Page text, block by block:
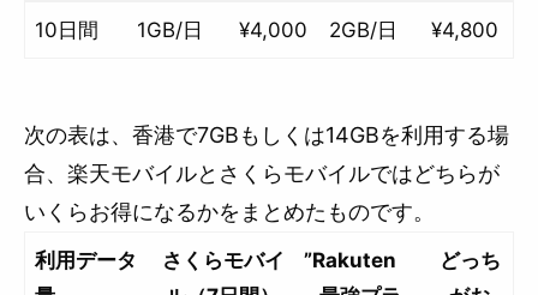
10日間 1GB/日 ¥4,000 2GB/日 ¥4,800
次の表は、香港で7GBもしくは14GBを利用する場
合、楽天モバイルとさくらモバイルではどちらが
いくらお得になるかをまとめたものです。
利用データ
さくらモバイ
”Rakuten
どっち